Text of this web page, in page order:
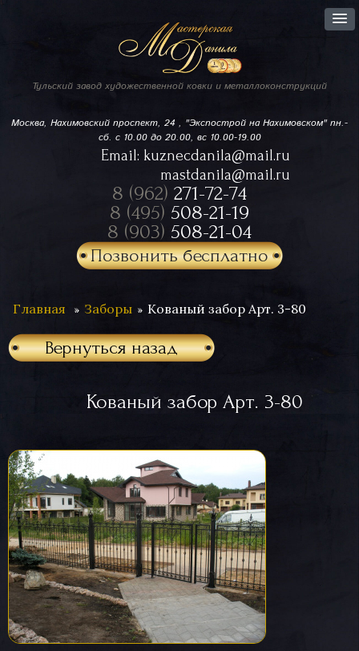
Тульский завод художественной ковки и металлоконструкций
Москва, Нахимовский проспект, 24 , "Экспострой на Нахимовском"пн.-
сб. с 10.00 до 20.00, вс 10.00-19.00
Email: kuznecdanila@mail.ru
mastdanila@mail.ru
8 (962) 271-72-74
8 (495) 508-21-19
8 (903) 508-21-04
Позвонить бесплатно
Главная Заборы Кованый забор Арт. 3-80
Вернуться назад
Кованый забор Арт. 3-80